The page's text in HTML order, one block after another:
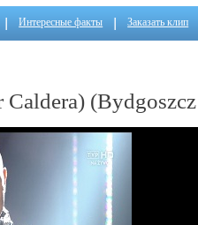
Интересные факты Заказать клип